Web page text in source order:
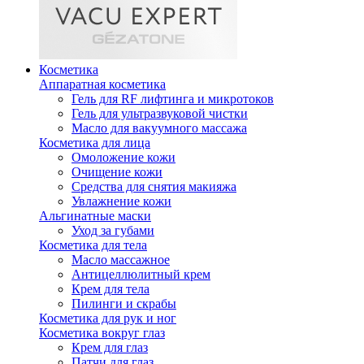
Косметика
Аппаратная косметика
Гель для RF лифтинга и микротоков
Гель для ультразвуковой чистки
Масло для вакуумного массажа
Косметика для лица
Омоложение кожи
Очищение кожи
Средства для снятия макияжа
Увлажнение кожи
Альгинатные маски
Уход за губами
Косметика для тела
Масло массажное
Антицеллюлитный крем
Крем для тела
Пилинги и скрабы
Косметика для рук и ног
Косметика вокруг глаз
Крем для глаз